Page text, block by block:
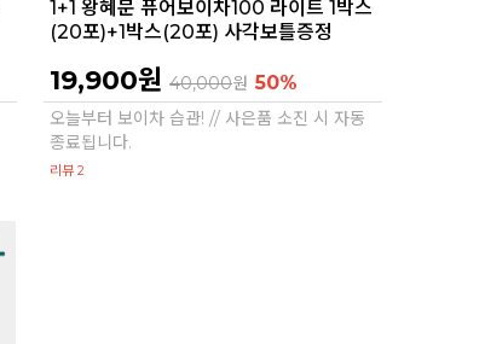
1+1 왕혜문 퓨어보이차100 라이트 1박스
(20포)+1박스(20포) 사각보틀증정
19,900원 40,000원 50%
오늘부터 보이차 습관! // 사은품 소진 시 자동
종료됩니다.
리뷰 2